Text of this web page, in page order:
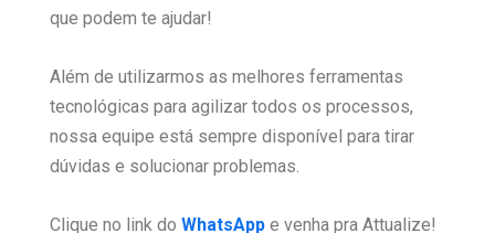
que podem te ajudar!
Além de utilizarmos as melhores ferramentas
tecnológicas para agilizar todos os processos,
nossa equipe está sempre disponível para tirar
dúvidas e solucionar problemas.
Clique no link do WhatsApp e venha pra Attualize!